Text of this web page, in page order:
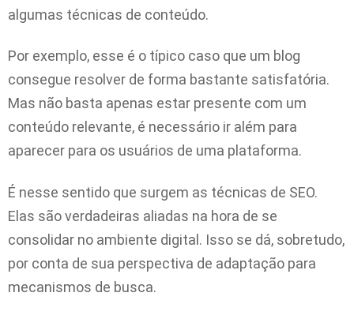
algumas técnicas de conteúdo.
Por exemplo, esse é o típico caso que um blog
consegue resolver de forma bastante satisfatória.
Mas não basta apenas estar presente com um
conteúdo relevante, é necessário ir além para
aparecer para os usuários de uma plataforma.
É nesse sentido que surgem as técnicas de SEO.
Elas são verdadeiras aliadas na hora de se
consolidar no ambiente digital. Isso se dá, sobretudo,
por conta de sua perspectiva de adaptação para
mecanismos de busca.